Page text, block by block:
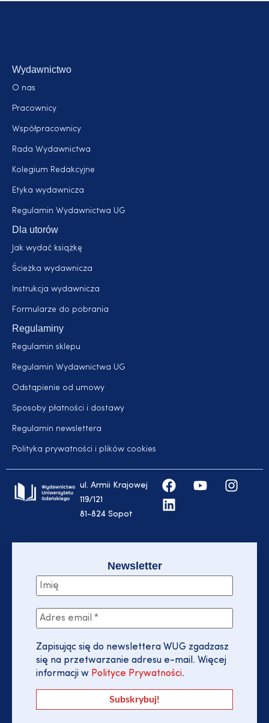
Wydawnictwo
O nas
Pracownicy
Współpracownicy
Rada Wydawnictwa
Kolegium Redakcyjne
Etyka wydawnicza
Regulamin Wydawnictwa UG
Dla utorów
Jak wydać książkę
Ścieżka wydawnicza
Instrukcja wydawnicza
Formularze do pobrania
Regulaminy
Regulamin sklepu
Regulamin Wydawnictwa UG
Odstąpienie od umowy
Sposoby płatności i dostawy
Regulamin newslettera
Polityka prywatności i plików cookies
ul. Armii Krajowej
119/121
81-824 Sopot
Newsletter
Zapisując się do newslettera WUG zgadzasz
się na przetwarzanie adresu e-mail. Więcej
informacji w Polityce Prywatności.